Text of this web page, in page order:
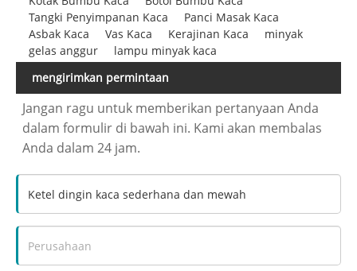
Tangki Penyimpanan Kaca
Panci Masak Kaca
Asbak Kaca
Vas Kaca Kerajinan Kaca
minyak
gelas anggur
lampu minyak kaca
mengirimkan permintaan
Jangan ragu untuk memberikan pertanyaan Anda
dalam formulir di bawah ini. Kami akan membalas
Anda dalam 24 jam.